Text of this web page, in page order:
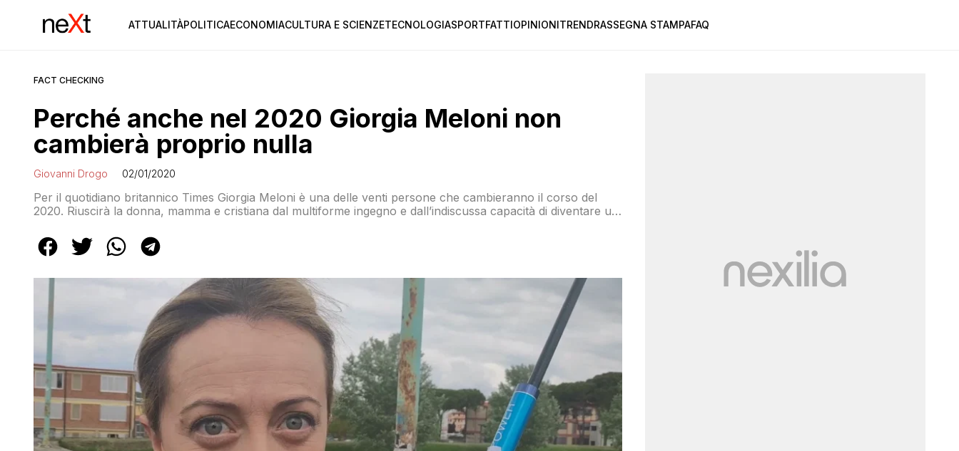
ATTUALITÀPOLITICAECONOMIACULTURA E SCIENZETECNOLOGIASPORTFATTIOPINIONITRENDRASSEGNA STAMPAFAQ
FACT CHECKING
Perché anche nel 2020 Giorgia Meloni non
cambierà proprio nulla
Giovanni Drogo 02/01/2020
Per il quotidiano britannico Times Giorgia Meloni è una delle venti persone che cambieranno il corso del
2020. Riuscirà la donna, mamma e cristiana dal multiforme ingegno e dall’indiscussa capacità di diventare un
sperare